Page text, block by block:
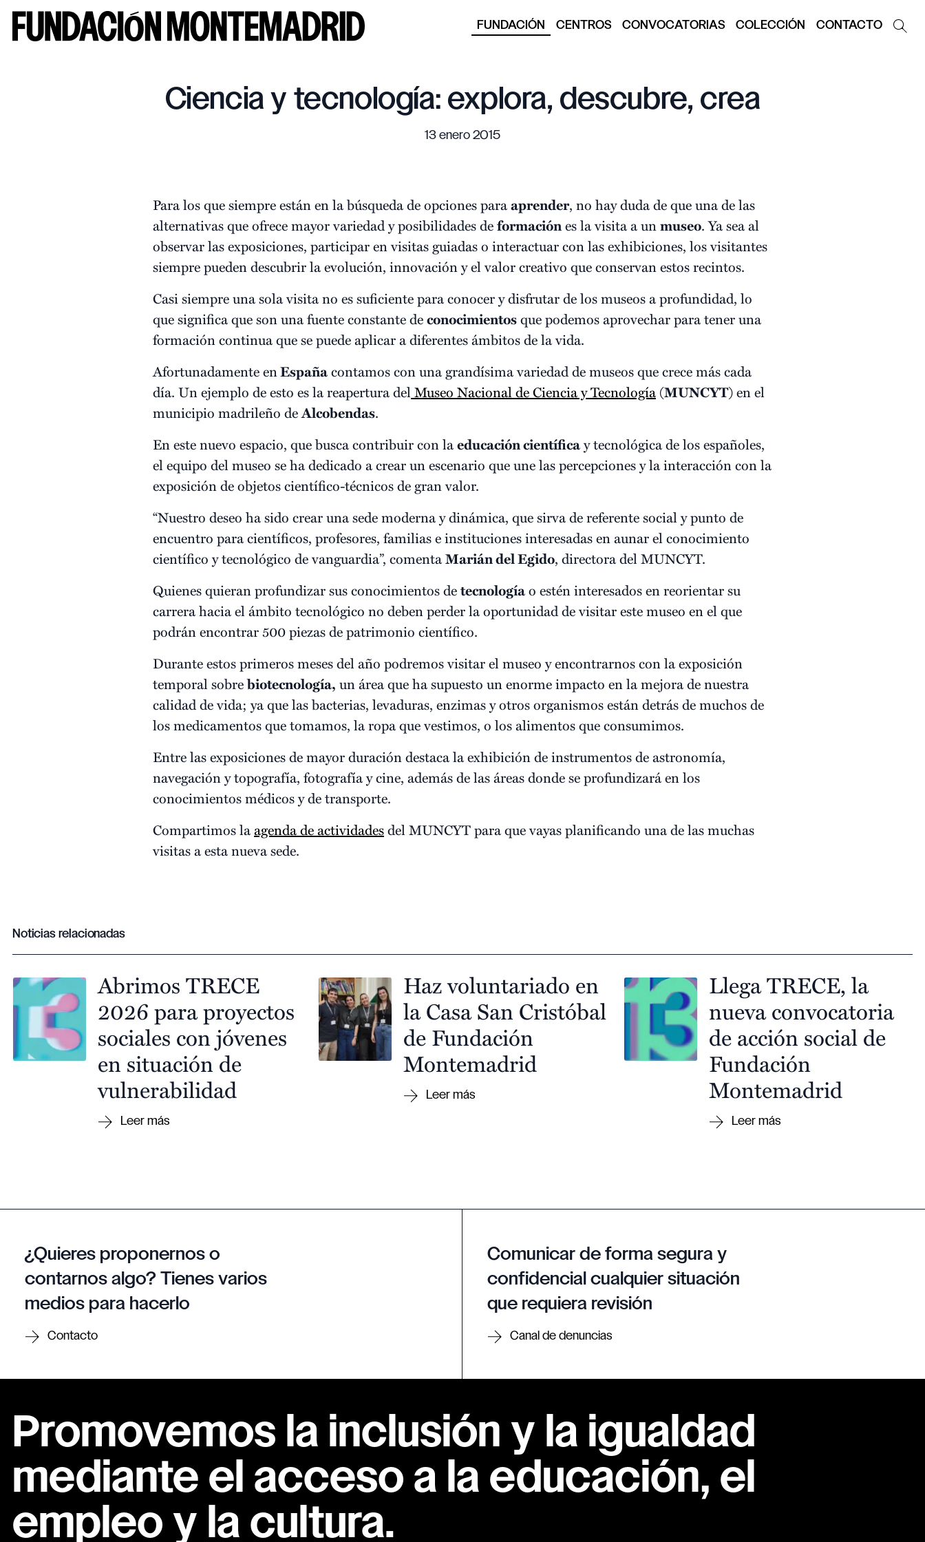
FUNDACIÓN CENTROS CONVOCATORIAS COLECCIÓN CONTACTO
Ciencia y tecnología: explora, descubre, crea
13 enero 2015
Para los que siempre están en la búsqueda de opciones paraaprender, no hay duda de que una de las
alternativas que ofrece mayor variedad y posibilidades deformaciónes la visita a unmuseo. Ya sea al
observar las exposiciones, participar en visitas guiadas o interactuar con las exhibiciones, los visitantes
siempre pueden descubrir la evolución, innovación y el valor creativo que conservan estos recintos.
Casi siempre una sola visita no es suficiente para conocer y disfrutar de los museos a profundidad, lo
que significa que son una fuente constante deconocimientosque podemos aprovechar para tener una
formación continua que se puede aplicar a diferentes ámbitos de la vida.
Afortunadamente enEspañacontamos con una grandísima variedad de museos que crece más cada
día. Un ejemplo de esto es la reapertura delMuseo Nacional de Ciencia y Tecnología (MUNCYT) en el
municipio madrileño deAlcobendas.
En este nuevo espacio, que busca contribuir con laeducación científicay tecnológica de los españoles,
el equipo del museo se ha dedicado a crear un escenario que une las percepciones y la interacción con la
exposición de objetos científico-técnicos de gran valor.
“Nuestro deseo ha sido crear una sede moderna y dinámica, que sirva de referente social y punto de
encuentro para científicos, profesores, familias e instituciones interesadas en aunar el conocimiento
científico y tecnológico de vanguardia”, comentaMarián del Egido, directora del MUNCYT.
Quienes quieran profundizar sus conocimientos detecnologíao estén interesados en reorientar su
carrera hacia el ámbito tecnológico no deben perder la oportunidad de visitar este museo en el que
podrán encontrar 500 piezas de patrimonio científico.
Durante estos primeros meses del año podremos visitar el museo y encontrarnos con la exposición
temporal sobrebiotecnología, un área que ha supuesto un enorme impacto en la mejora de nuestra
calidad de vida; ya que las bacterias, levaduras, enzimas y otros organismos están detrás de muchos de
los medicamentos que tomamos, la ropa que vestimos, o los alimentos que consumimos.
Entre las exposiciones de mayor duración destaca la exhibición de instrumentos de astronomía,
navegación y topografía, fotografía y cine, además de las áreas donde se profundizará en los
conocimientos médicos y de transporte.
Compartimos laagenda de actividadesdel MUNCYT para que vayas planificando una de las muchas
visitas a esta nueva sede.
Noticias relacionadas
Abrimos TRECE
2026 para proyectos
sociales con jóvenes
en situación de
vulnerabilidad
Haz voluntariado en
la Casa San Cristóbal
de Fundación
Montemadrid
Llega TRECE, la
nueva convocatoria
de acción social de
Fundación
Montemadrid
¿Quieres proponernos o
contarnos algo? Tienes varios
medios para hacerlo
Contacto
Comunicar de forma segura y
confidencial cualquier situación
que requiera revisión
Canal de denuncias
Promovemos la inclusión y la igualdad
mediante el acceso a la educación, el
empleo y la cultura.